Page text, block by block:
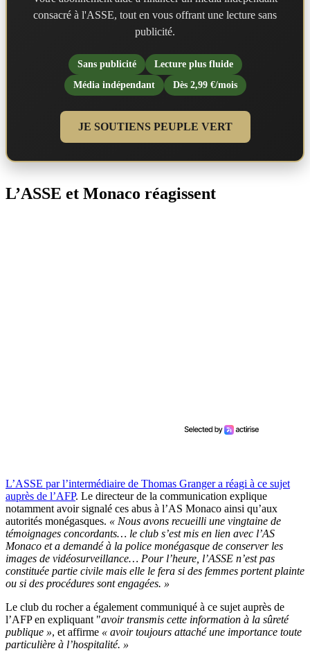
consacré à l'ASSE, tout en vous offrant une lecture sans
publicité.
Sans publicité
Lecture plus fluide
Média indépendant
Dès 2,99 €/mois
JE SOUTIENS PEUPLE VERT
L’ASSE et Monaco réagissent
L’ASSE par l’intermédiaire de Thomas Granger a réagi à ce sujet
auprès de l’AFP. Le directeur de la communication explique
notamment avoir signalé ces abus à l’AS Monaco ainsi qu’aux
autorités monégasques. « Nous avons recueilli une vingtaine de
témoignages concordants… le club s’est mis en lien avec l’AS
Monaco et a demandé à la police monégasque de conserver les
images de vidéosurveillance… Pour l’heure, l’ASSE n’est pas
constituée partie civile mais elle le fera si des femmes portent plainte
ou si des procédures sont engagées. »
Le club du rocher a également communiqué à ce sujet auprès de
l’AFP en expliquant "avoir transmis cette information à la sûreté
publique », et affirme « avoir toujours attaché une importance toute
particulière à l’hospitalité. »